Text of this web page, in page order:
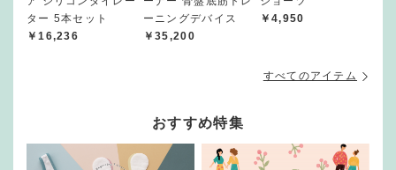
ター 5本セット
￥16,236
ーニングデバイス
￥35,200
￥4,950
すべてのアイテム
おすすめ特集